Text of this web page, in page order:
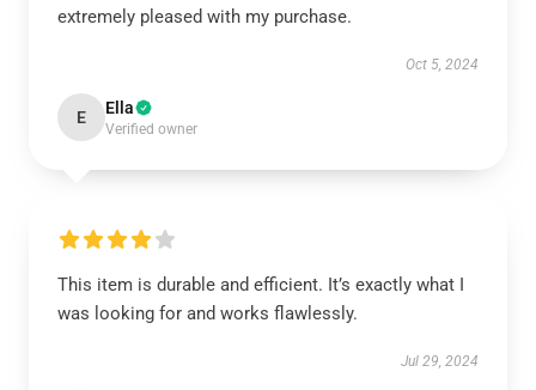
extremely pleased with my purchase.
Oct 5, 2024
E Ella
Verified owner
This item is durable and efficient. It’s exactly what I
was looking for and works flawlessly.
Jul 29, 2024